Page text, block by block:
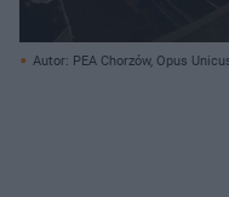
Autor: PEA Chorzów, Opus